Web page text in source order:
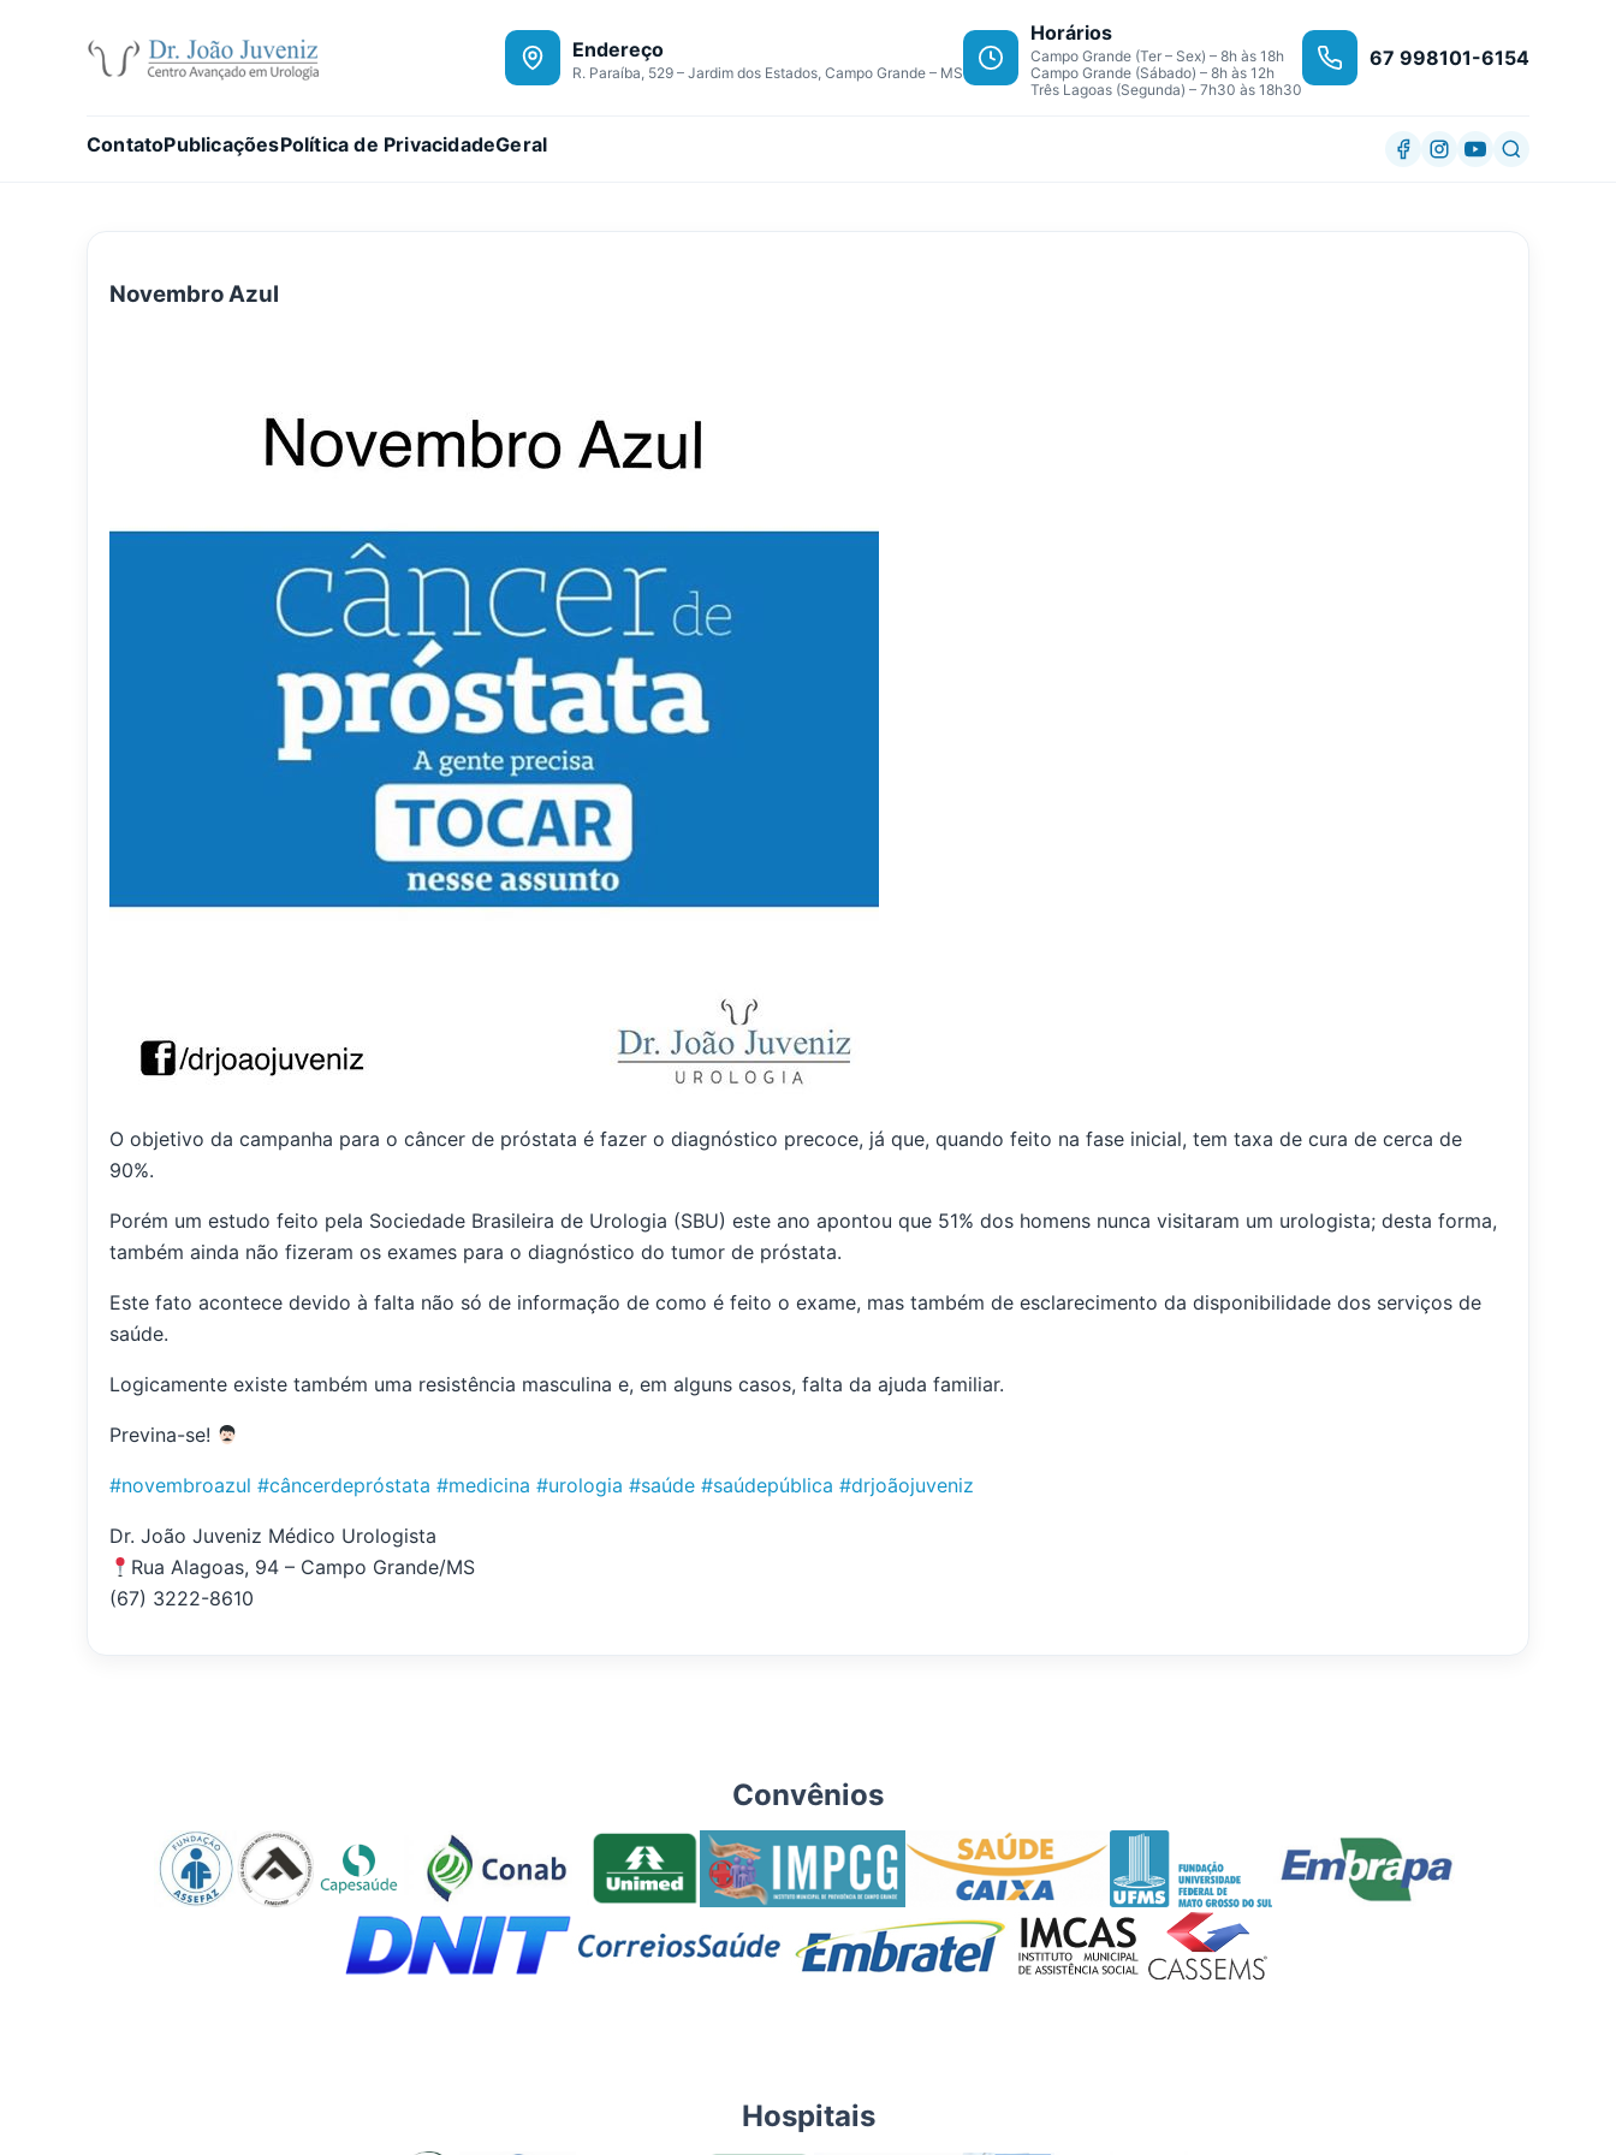
Endereço
R. Paraíba, 529 – Jardim dos Estados, Campo Grande – MS
Horários
Campo Grande (Ter – Sex) – 8h às 18h
Campo Grande (Sábado) – 8h às 12h
Três Lagoas (Segunda) – 7h30 às 18h30
67 998101-6154
ContatoPublicaçõesPolítica de PrivacidadeGeral
Novembro Azul
O objetivo da campanha para o câncer de próstata é fazer o diagnóstico precoce, já que, quando feito na fase inicial, tem taxa de cura de cerca de
90%.
Porém um estudo feito pela Sociedade Brasileira de Urologia (SBU) este ano apontou que 51% dos homens nunca visitaram um urologista; desta forma,
também ainda não fizeram os exames para o diagnóstico do tumor de próstata.
Este fato acontece devido à falta não só de informação de como é feito o exame, mas também de esclarecimento da disponibilidade dos serviços de
saúde.
Logicamente existe também uma resistência masculina e, em alguns casos, falta da ajuda familiar.
Previna-se!
#novembroazul #câncerdepróstata #medicina #urologia #saúde #saúdepública #drjoãojuveniz
Dr. João Juveniz Médico Urologista
Rua Alagoas, 94 – Campo Grande/MS
(67) 3222-8610
Convênios
Hospitais